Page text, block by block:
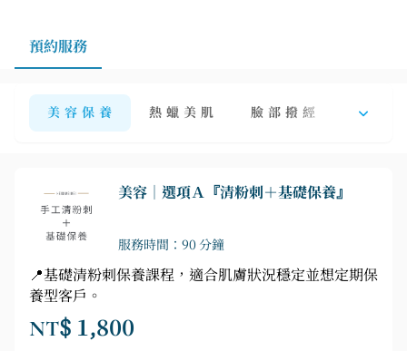
預約服務
美 容 保 養 熱 蠟 美 肌 臉 部 撥 經 美 睫 嫁
美容｜選項Ａ『清粉刺＋基礎保養』
服務時間：90 分鐘
📍基礎清粉刺保養課程，適合肌膚狀況穩定並想定期保
養型客戶。
NT$ 1,800